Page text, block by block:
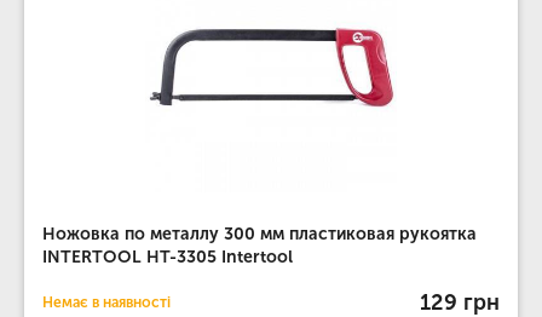
Ножовка по металлу 300 мм пластиковая рукоятка
INTERTOOL HT-3305 Intertool
Немає в наявності 129 грн